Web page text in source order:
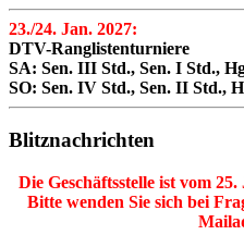
23./24. Jan. 2027:
DTV-Ranglistenturniere
SA: Sen. III Std., Sen. I Std.,
SO: Sen. IV Std., Sen. II Std.,
Blitznachrichten
Die Geschäftsstelle ist vom
Bitte wenden Sie sich bei